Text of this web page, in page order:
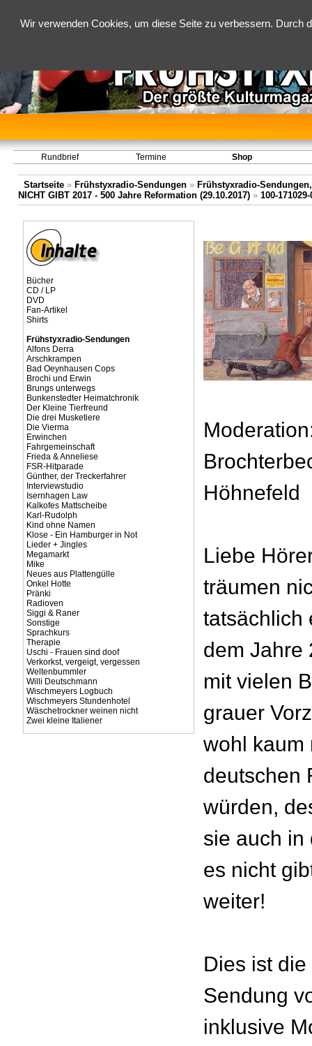
Wir verwenden Cookies, um diese Seite zu verbessern.
Rundbrief Termine Shop
Startseite» Frühstyxradio-Sendungen» Frühstyxradio-
NICHT GIBT 2017 - 500 Jahre Reformation (29.10.2017)» 100-171029-
Bücher
CD / LP
DVD
Fan-Artikel
Shirts
Frühstyxradio-Sendungen
Alfons Derra
Arschkrampen
Bad Oeynhausen Cops
Brochi und Erwin
Brungs unterwegs
Bunkenstedter Heimatchronik
Der Kleine Tierfreund
Die drei Musketiere
Die Vierma
Erwinchen
Fahrgemeinschaft
Frieda & Anneliese
FSR-Hitparade
Günther, der Treckerfahrer
Interviewstudio
Isernhagen Law
Kalkofes Mattscheibe
Karl-Rudolph
Kind ohne Namen
Klose - Ein Hamburger in Not
Lieder + Jingles
Megamarkt
Mike
Neues aus Plattengülle
Onkel Hotte
Pränki
Radioven
Siggi & Raner
Sonstige
Sprachkurs
Therapie
Uschi - Frauen sind doof
Verkorkst, vergeigt, vergessen
Weltenbummler
Willi Deutschmann
Wischmeyers Logbuch
Wischmeyers Stundenhotel
Wäschetrockner weinen nicht
Zwei kleine Italiener
Höhnefeld
Liebe
träumen
tatsächlich
dem Jahre
mit vielen
grauer
wohl kaum
deutschen
würden,
sie auch in
es nicht
weiter!
Dies ist
Sendung
inklusive